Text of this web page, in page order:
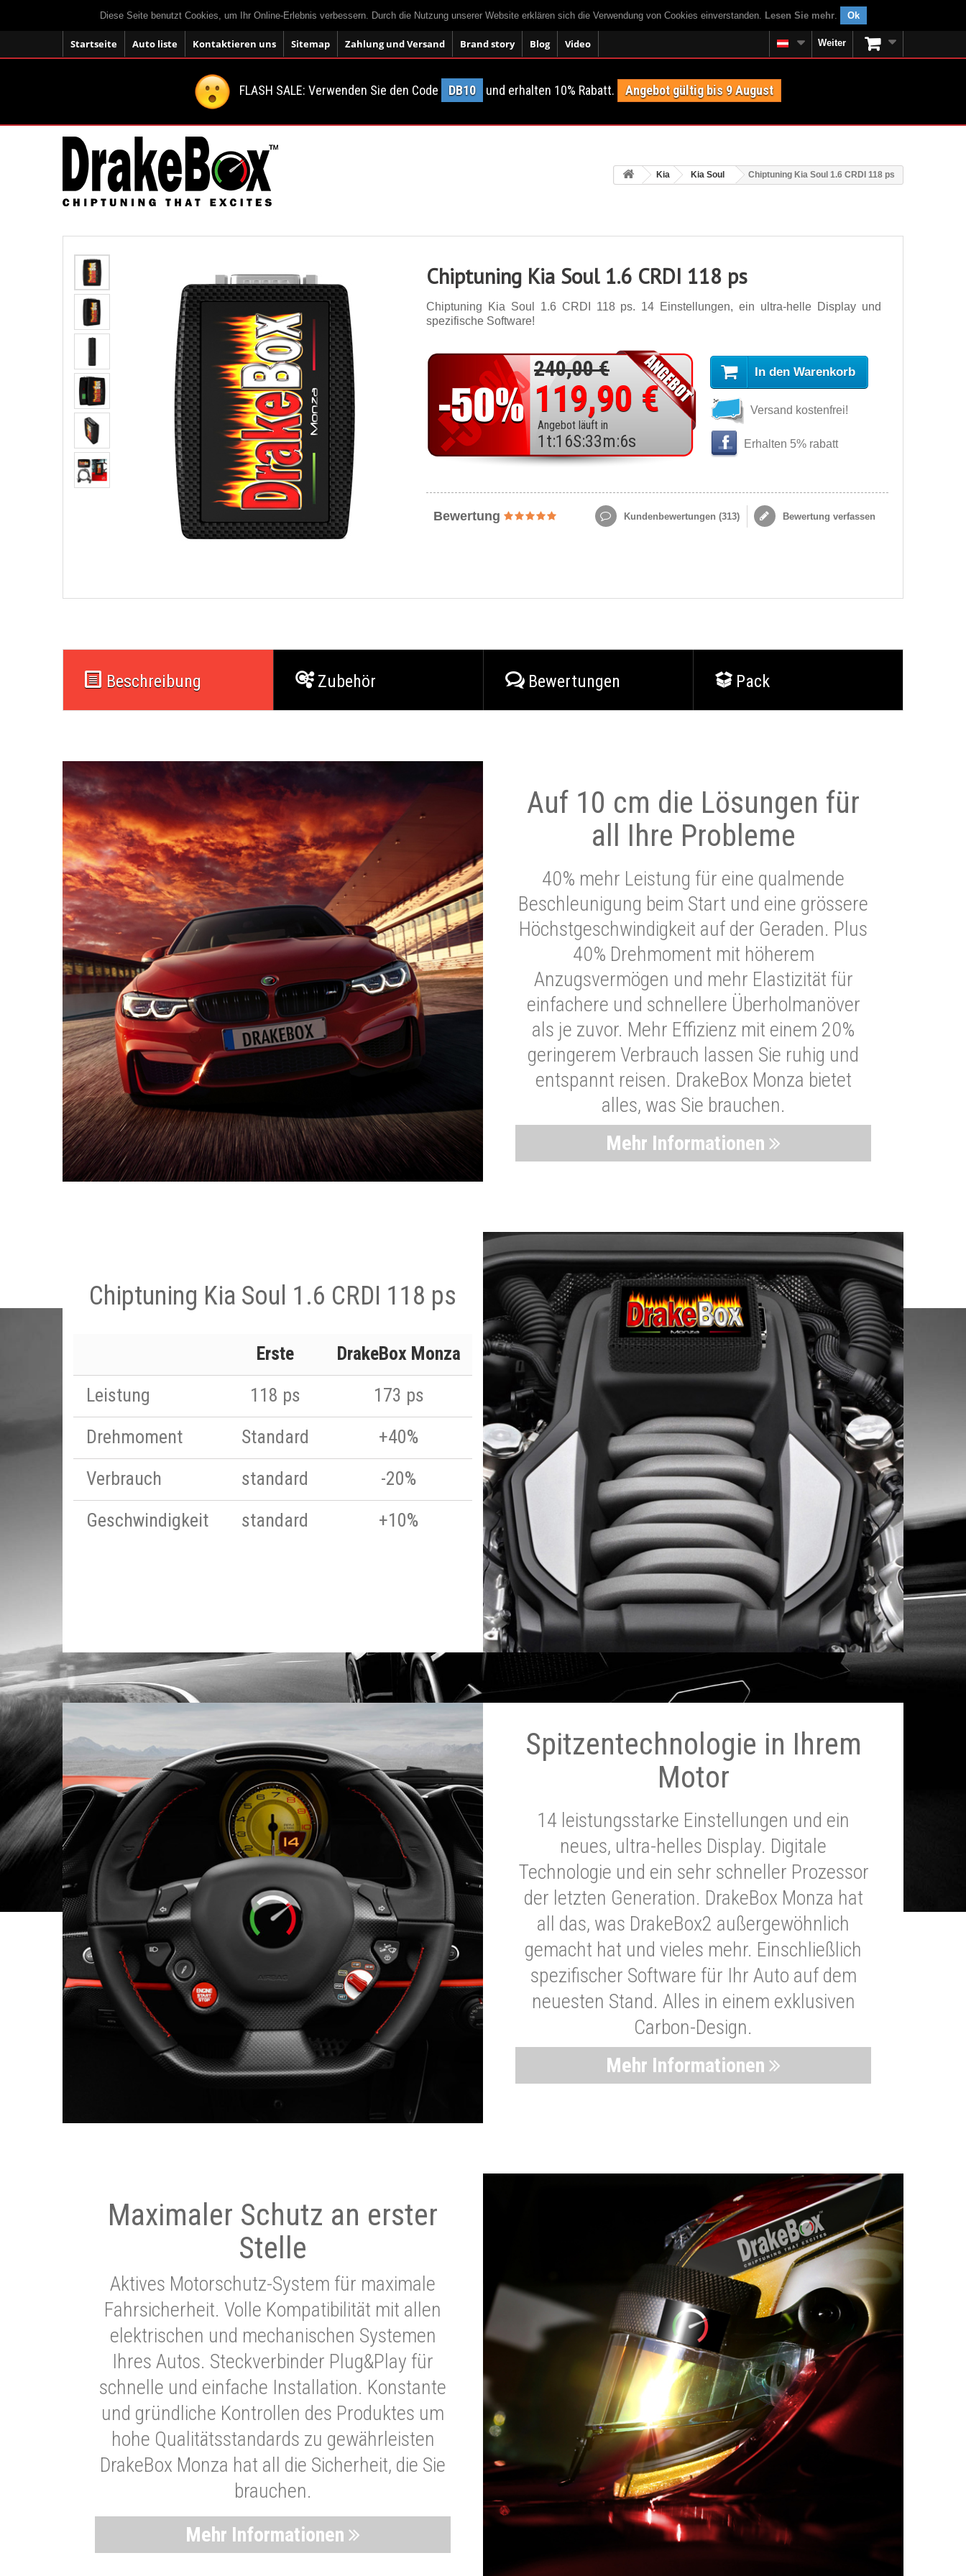
Diese Seite benutzt Cookies, um Ihr Online-Erlebnis verbessern. Durch die Nutzung unserer Website erklären sich die Verwendung von Cookies einverstanden. Lesen Sie mehr. Ok
Startseite Auto liste Kontaktieren uns Sitemap Zahlung und Versand Brand story Blog Video Weiter
FLASH SALE: Verwenden Sie den Code DB10 und erhalten 10% Rabatt. Angebot gültig bis 9 August
Kia Kia Soul Chiptuning Kia Soul 1.6 CRDI 118 ps
Chiptuning Kia Soul 1.6 CRDI 118 ps
Chiptuning Kia Soul 1.6 CRDI 118 ps. 14 Einstellungen, ein ultra-helle Display und
spezifische Software!
240,00 €
119,90 €
Angebot läuft in
1 t:16S:33m:4s
In den Warenkorb
Versand kostenfrei!
Erhalten 5% rabatt
Bewertung Kundenbewertungen (313) Bewertung verfassen
Beschreibung Zubehör Bewertungen Pack
Auf 10 cm die Lösungen für
all Ihre Probleme
40% mehr Leistung für eine qualmende
Beschleunigung beim Start und eine grössere
Höchstgeschwindigkeit auf der Geraden. Plus
40% Drehmoment mit höherem
Anzugsvermögen und mehr Elastizität für
einfachere und schnellere Überholmanöver
als je zuvor. Mehr Effizienz mit einem 20%
geringerem Verbrauch lassen Sie ruhig und
entspannt reisen. DrakeBox Monza bietet
alles, was Sie brauchen.
Mehr Informationen
Chiptuning Kia Soul 1.6 CRDI 118 ps
Erste
DrakeBox Monza
Leistung
118 ps
173 ps
Drehmoment
Standard
+40%
Verbrauch
standard
-20%
Geschwindigkeit
standard +10%
Spitzentechnologie in Ihrem
Motor
14 leistungsstarke Einstellungen und ein
neues, ultra-helles Display. Digitale
Technologie und ein sehr schneller Prozessor
der letzten Generation. DrakeBox Monza hat
all das, was DrakeBox2 außergewöhnlich
gemacht hat und vieles mehr. Einschließlich
spezifischer Software für Ihr Auto auf dem
neuesten Stand. Alles in einem exklusiven
Carbon-Design.
Mehr Informationen
Maximaler Schutz an erster
Stelle
Aktives Motorschutz-System für maximale
Fahrsicherheit. Volle Kompatibilität mit allen
elektrischen und mechanischen Systemen
Ihres Autos. Steckverbinder Plug&Play für
schnelle und einfache Installation. Konstante
und gründliche Kontrollen des Produktes um
hohe Qualitätsstandards zu gewährleisten
DrakeBox Monza hat all die Sicherheit, die Sie
brauchen.
Mehr Informationen